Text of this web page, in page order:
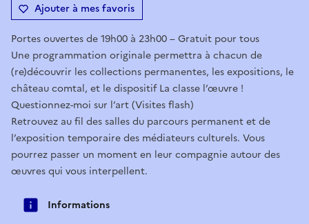
Ajouter à mes favoris
Portes ouvertes de 19h00 à 23h00 – Gratuit pour tous
Une programmation originale permettra à chacun de
(re)découvrir les collections permanentes, les expositions, le
château comtal, et le dispositif La classe l’œuvre !
Questionnez-moi sur l’art (Visites flash)
Retrouvez au fil des salles du parcours permanent et de
l’exposition temporaire des médiateurs culturels. Vous
pourrez passer un moment en leur compagnie autour des
œuvres qui vous interpellent.
Informations